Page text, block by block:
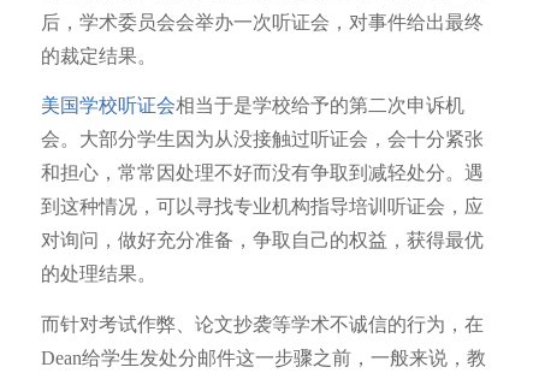
后，学术委员会会举办一次听证会，对事件给出最终
的裁定结果。
美国学校听证会相当于是学校给予的第二次申诉机
会。大部分学生因为从没接触过听证会，会十分紧张
和担心，常常因处理不好而没有争取到减轻处分。遇
到这种情况，可以寻找专业机构指导培训听证会，应
对询问，做好充分准备，争取自己的权益，获得最优
的处理结果。
而针对考试作弊、论文抄袭等学术不诚信的行为，在
Dean给学生发处分邮件这一步骤之前，一般来说，教